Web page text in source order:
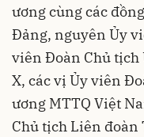
ương cùng các
Đảng, nguyên Ủy
viên Đoàn Chủ tịch
X, các vị Ủy viên
ương MTTQ Việt
Chủ tịch Liên đoàn